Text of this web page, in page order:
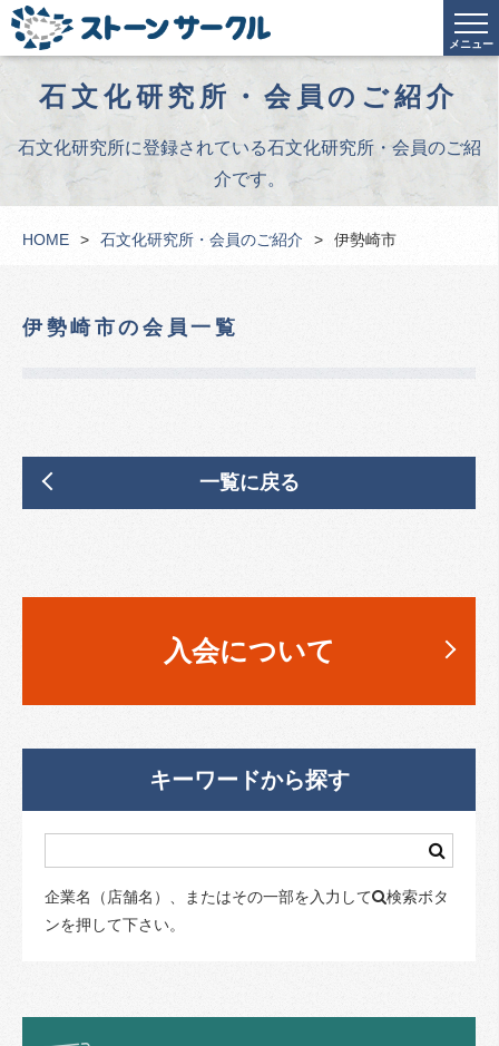
メニュー
石文化研究所・会員のご紹介
石文化研究所に登録されている石文化研究所・会員のご紹
介です。
HOME 石文化研究所・会員のご紹介 伊勢崎市
伊勢崎市の会員一覧
一覧に戻る
入会について
キーワードから探す
企業名（店舗名）、またはその一部を入力して
検索ボタ
ンを押して下さい。